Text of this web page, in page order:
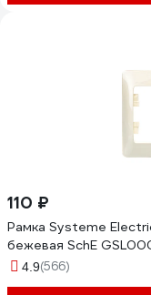
110 ₽
Рамка Systeme
бежевая SchE
4.9(566)